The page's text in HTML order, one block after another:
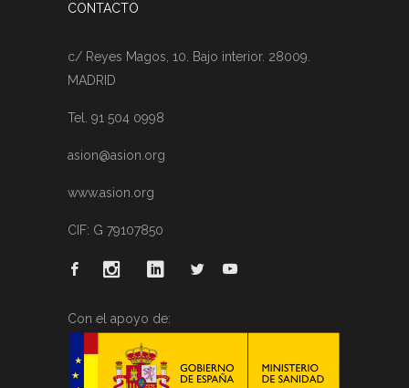
CONTACTO
c/ Reyes Magos, 10. Bajo interior. 28009.
MADRID
Tel. 91 504 0998
asion@asion.org
www.asion.org
CIF: G 79107850
Con el apoyo de: